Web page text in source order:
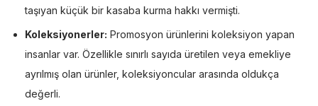
taşıyan küçük bir kasaba kurma hakkı vermişti.
Koleksiyonerler: Promosyon ürünlerini koleksiyon yapan
insanlar var. Özellikle sınırlı sayıda üretilen veya emekliye
ayrılmış olan ürünler, koleksiyoncular arasında oldukça
değerli.